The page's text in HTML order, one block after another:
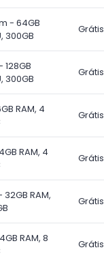
- 64GB
300GB
Grátis
128GB
300GB
Grátis
RAM, 4
Grátis
RAM, 4
Grátis
RAM,
Grátis
RAM, 8
Grátis